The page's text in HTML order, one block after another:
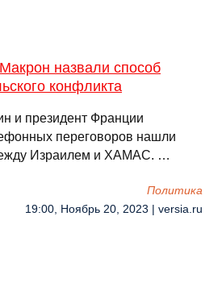
назвали способ
конфликта
и президент Франции
переговоров нашли
Израилем и ХАМАС. …
Политика
19:00, Ноябрь 20, 2023 | versia.ru